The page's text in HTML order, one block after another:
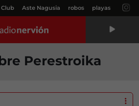
Aste Nagusia robos playas
Perestroika